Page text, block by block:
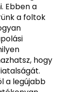
Ebben a
a foltok
hogy
a legújabb